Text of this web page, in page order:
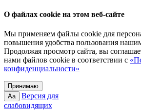
О файлах cookie на этом веб-сайте
Мы применяем файлы cookie для
повышения удобства пользования
Продолжая просмотр сайта, вы
нами файлов cookie в соответствии с
конфиденциальности»
Принимаю
Aa
Версия для
слабовидящих